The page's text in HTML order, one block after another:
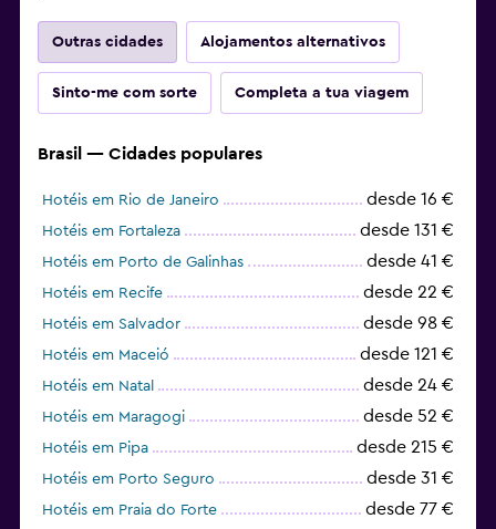
Outras cidades Alojamentos alternativos
Sinto-me com sorte Completa a tua viagem
Brasil — Cidades populares
Hotéis em Rio de Janeiro desde 16 €
Hotéis em Fortaleza desde 131 €
Hotéis em Porto de Galinhas desde 41 €
Hotéis em Recife desde 22 €
Hotéis em Salvador desde 98 €
Hotéis em Maceió desde 121 €
Hotéis em Natal desde 24 €
Hotéis em Maragogi desde 52 €
Hotéis em Pipa desde 215 €
Hotéis em Porto Seguro desde 31 €
Hotéis em Praia do Forte desde 77 €